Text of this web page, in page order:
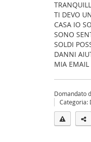
TI DEVO
CASA IO
SONO
SOLDI
DANNI
MIA
Domandato
Categoria: